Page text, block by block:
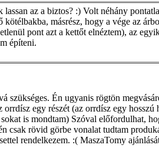
az a biztos? :) Volt néhány
másrész, hogy a vége az
pont azt a kettőt elnéztem), az
építeni.
Én ugyanis rögtön
egy részét (az orrdísz egy
is mondtam) Szóval előfordulhat,
csak rövid görbe vonalat tudtam
rendelkezem. :( MaszaTomy